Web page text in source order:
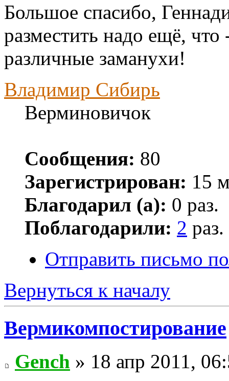
Большое спасибо,
разместить надо ещё,
различные заманухи!
Владимир Сибирь
Верминовичок
Сообщения: 80
Зарегистрирован: 15
Благодарил (а): 0 раз.
Поблагодарили: 2 раз.
Отправить письмо
Вернуться к началу
Вермикомпостирование
Gench » 18 апр 2011,